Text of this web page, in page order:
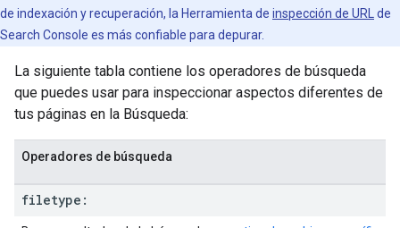
de indexación y recuperación, la Herramienta de inspección de URL
de
Search Console es más confiable para depurar.
La siguiente tabla contiene los operadores de búsqueda
que puedes usar para inspeccionar aspectos diferentes de
tus páginas en la Búsqueda:
Operadores de búsqueda
filetype: